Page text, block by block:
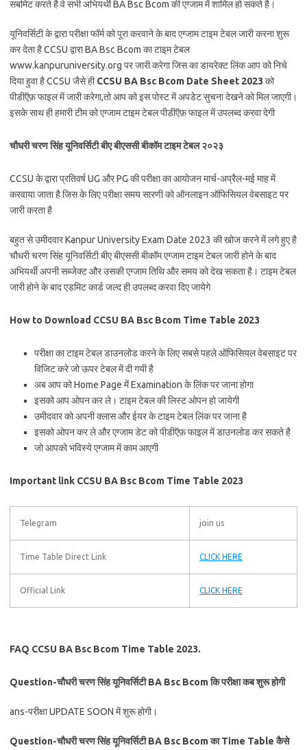
सबमिट करते है वे सभी अभियर्थी BA Bsc Bcom की एग्जाम में शामिल हो सकते है।
यूनिवर्सिटी के द्वारा परीक्षा फॉर्म को पूरा करवाने के बाद एग्जाम टाइम टेबल जारी करना शुरू
कर देता है CCSU द्वारा BA Bsc Bcom का टाइम टेबल
www.kanpuruniversity.org पर जारी करेगा जिस का डायरेक्ट लिंक आप को निचे
दिया हुवा है CCSU जैसे हीCCSU BA Bsc Bcom Date Sheet 2023 को
पीडीऍफ़ फाइल में जारी करेगा,तो आप को इस पोस्ट में अपडेट सुचना देखने को मिल जाएगी।
इसके साथ ही हमारी टीम को एग्जाम टाइम टेबल पीडीऍफ़ फाइल में उपलब्द करवा देगी
चौधरी चरण सिंह यूनिवर्सिटी बीए बीएससी बीकॉम टाइम टेबल २०२३
CCSU के द्वारा प्रतिवर्ष UG और PG की परीक्षा का आयोजन मार्च-अप्रैल-मई माह में
करवाया जाता है जिस के लिए परीक्षा समय सारणी को ऑनलाइन ऑफिसियल वेबसाइट पर
जारी करता है
बहुत से उमीदवार Kanpur University Exam Date 2023 की खोज करने में लगे हुए है
चौधरी चरण सिंह यूनिवर्सिटी बीए बीएससी बीकॉम एग्जाम टाइम टेबल जारी होने के बाद
अभियर्थी अपनी सब्जेक्ट और उसकी एग्जाम तिथि और समय को देख सकता है। टाइम टेबल
जारी होने के बाद एडमिट कार्ड जल्द ही उपलब्द करवा दिए जायेगे
How to Download CCSU BA Bsc Bcom Time Table 2023
परीक्षा का टाइम टेबल डाउनलोड करने के लिए सबसे पहले ऑफिसियल वेबसाइट पर
विजिट करे जो ऊपर टेबल में दी गयी है
अब आप को Home Page में Examination के लिंक पर जाना होगा
इसको आप ओपन कर ले। टाइम टेबल की लिस्ट ओपन हो जायेगी
उमीदवार को अपनी क्लास और ईयर के टाइम टेबल लिंक पर जाना है
इसको ओपन कर ले और एग्जाम डेट को पीडीऍफ़ फाइल में डाउनलोड कर सकते है
जो आपको भविस्ये एग्जाम में काम आएगी
Important link CCSU BA Bsc Bcom Time Table 2023
Telegram join us
Time Table Direct Link CLICK HERE
Official Link CLICK HERE
FAQ CCSU BA Bsc Bcom Time Table 2023.
Question-चौधरी चरण सिंह यूनिवर्सिटी BA Bsc Bcom कि परीक्षा कब शुरू होगी
ans-परीक्षा UPDATE SOON में शुरू होगी।
Question-चौधरी चरण सिंह यूनिवर्सिटी BA Bsc Bcom का Time Table कैसे